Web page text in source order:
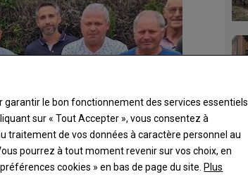
garantir le bon fonctionnement des services essentiels
sur « Tout Accepter », vous consentez à
traitement de vos données à caractère personnel au
pourrez à tout moment revenir sur vos choix, en
cookies » en bas de page du site.Plus